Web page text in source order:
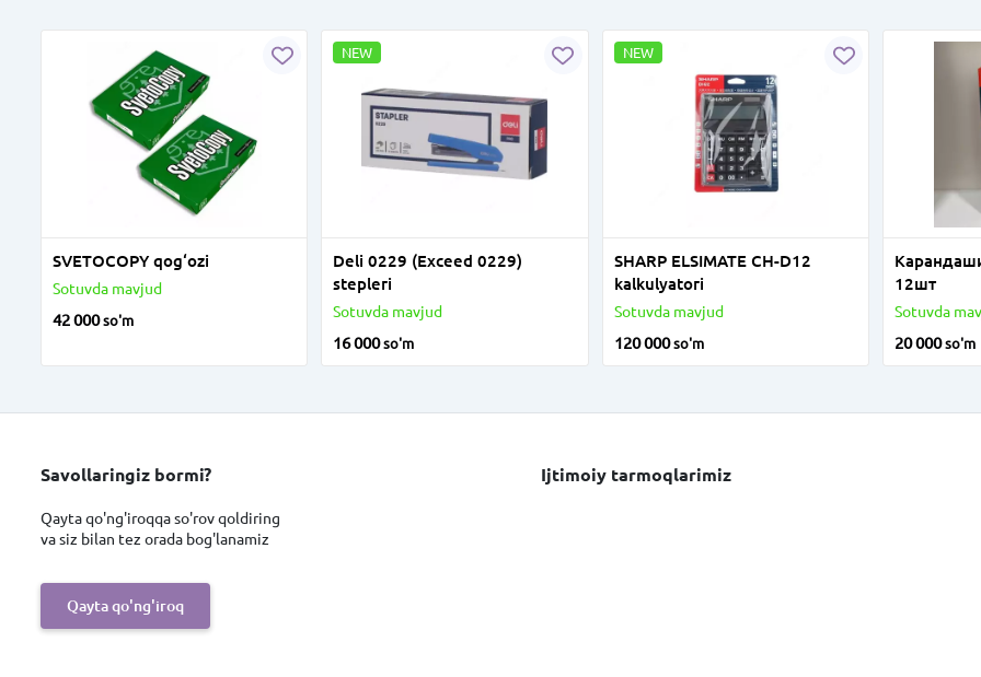
SVETOCOPY qog‘ozi
Sotuvda mavjud
42 000so'm
NEW
Deli 0229 (Exceed 0229)
stepleri
Sotuvda mavjud
16 000so'm
NEW
SHARP ELSIMATE CH-D12
kalkulyatori
Sotuvda mavjud
120 000so'm
12шт
Sotuvda
20 000so'm
Savollaringiz bormi?
Qayta qo'ng'iroqqa so'rov qoldiring
va siz bilan tez orada bog'lanamiz
Qayta qo'ng'iroq
Ijtimoiy tarmoqlarimiz